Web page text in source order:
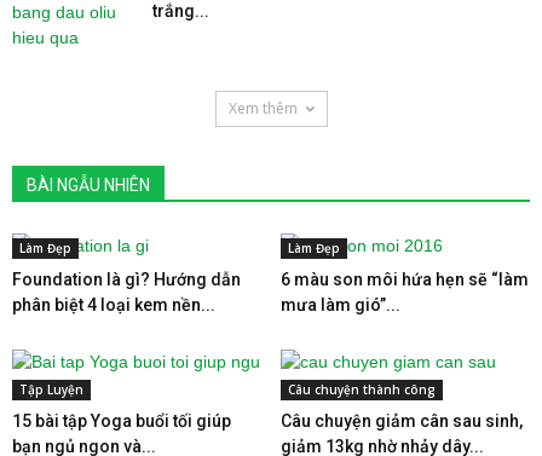
trắng...
Xem thêm
BÀI NGẪU NHIÊN
Làm Đẹp
Foundation là gì? Hướng dẫn
phân biệt 4 loại kem nền...
Làm Đẹp
6 màu son môi hứa hẹn sẽ “làm
mưa làm gió”...
Tập Luyện
15 bài tập Yoga buổi tối giúp
bạn ngủ ngon và...
Câu chuyện thành công
Câu chuyện giảm cân sau sinh,
giảm 13kg nhờ nhảy dây...